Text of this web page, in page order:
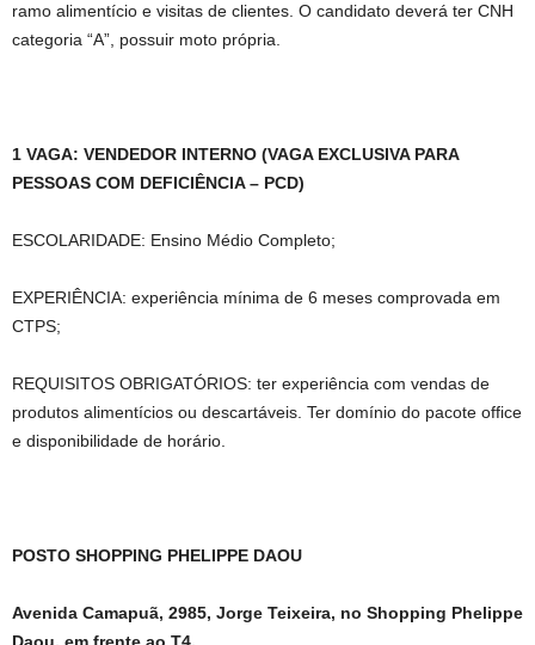
ramo alimentício e visitas de clientes. O candidato deverá ter CNH
categoria “A”, possuir moto própria.
1 VAGA: VENDEDOR INTERNO (VAGA EXCLUSIVA PARA
PESSOAS COM DEFICIÊNCIA – PCD)
ESCOLARIDADE: Ensino Médio Completo;
EXPERIÊNCIA: experiência mínima de 6 meses comprovada em
CTPS;
REQUISITOS OBRIGATÓRIOS: ter experiência com vendas de
produtos alimentícios ou descartáveis. Ter domínio do pacote office
e disponibilidade de horário.
POSTO SHOPPING PHELIPPE DAOU
Avenida Camapuã, 2985, Jorge Teixeira, no Shopping Phelippe